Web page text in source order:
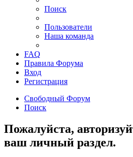
Поиск
Пользователи
Наша команда
FAQ
Правила Форума
Вход
Регистрация
Свободный Форум
Поиск
Пожалуйста,
ваш личный раздел.